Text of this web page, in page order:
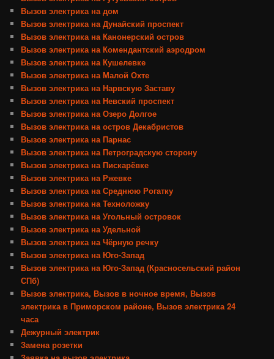
Вызов электрика на дом
Вызов электрика на Дунайский проспект
Вызов электрика на Канонерский остров
Вызов электрика на Комендантский аэродром
Вызов электрика на Кушелевке
Вызов электрика на Малой Охте
Вызов электрика на Нарвскую Заставу
Вызов электрика на Невский проспект
Вызов электрика на Озеро Долгое
Вызов электрика на остров Декабристов
Вызов электрика на Парнас
Вызов электрика на Петроградскую сторону
Вызов электрика на Пискарёвке
Вызов электрика на Ржевке
Вызов электрика на Среднюю Рогатку
Вызов электрика на Техноложку
Вызов электрика на Угольный островок
Вызов электрика на Удельной
Вызов электрика на Чёрную речку
Вызов электрика на Юго-Запад
Вызов электрика на Юго-Запад (Красносельский район
СПб)
Вызов электрика, Вызов в ночное время, Вызов
электрика в Приморском районе, Вызов электрика 24
часа
Дежурный электрик
Замена розетки